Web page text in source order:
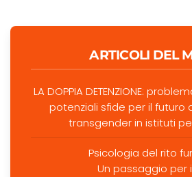
ARTICOLI DEL
LA DOPPIA DETENZIONE:
potenziali sfide per il futuro
transgender in istituti
Psicologia del rito
Un passaggio per